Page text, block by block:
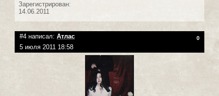
Зарегистрирован:
14.06.2011
#4 написал: Атлас 0
5 июля 2011 18:58